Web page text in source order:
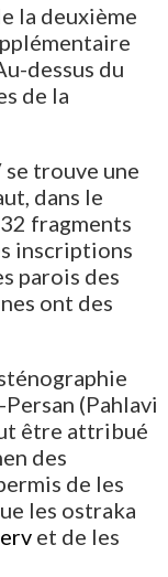
la deuxième
dessus du
de la
se trouve une
dans le
fragments
inscriptions
parois des
ont des
(Pahlavi
être attribué
des
de les
les ostraka
et de les